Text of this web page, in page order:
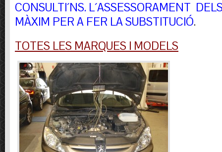
CONSULTI´NS. L´ASSESSORAMENT
MÀXIM PER A FER LA SUBSTITUCIÓ.
TOTES LES MARQUES I MODELS